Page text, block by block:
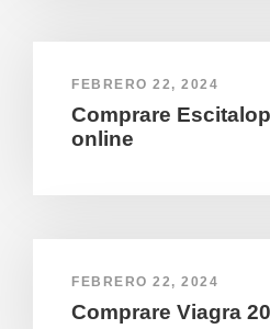
FEBRERO 22, 2024
Comprare
online
FEBRERO 22, 2024
Comprare Viagra